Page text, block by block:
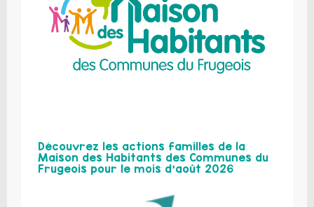
Découvrez les actions familles de la
Maison des Habitants des Communes du
Frugeois pour le mois d’août 2026